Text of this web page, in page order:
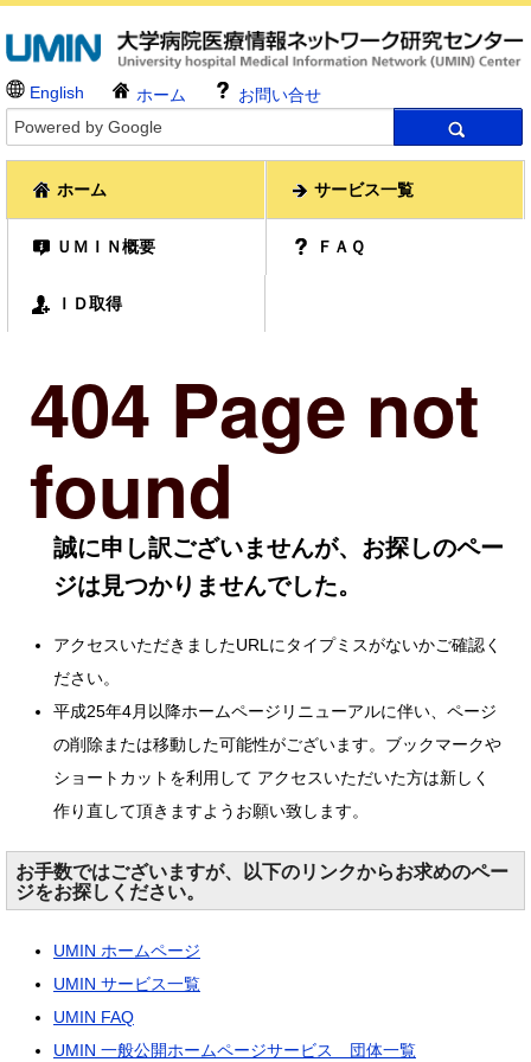
English ホーム お問い合せ
ホーム サービス一覧
ＵＭＩＮ概要 ＦＡＱ
ＩＤ取得
404 Page not
found
誠に申し訳ございませんが、お探しのペー
ジは見つかりませんでした。
アクセスいただきましたURLにタイプミスがないかご確認く
ださい。
平成25年4月以降ホームページリニューアルに伴い、ページ
の削除または移動した可能性がございます。ブックマークや
ショートカットを利用して アクセスいただいた方は新しく
作り直して頂きますようお願い致します。
お手数ではございますが、以下のリンクからお求めのペー
ジをお探しください。
UMIN ホームページ
UMIN サービス一覧
UMIN FAQ
UMIN 一般公開ホームページサービス 団体一覧